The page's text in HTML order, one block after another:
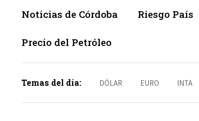
Noticias de Córdoba Riesgo País
Precio del Petróleo
Temas del día: DÓLAR EURO INTA